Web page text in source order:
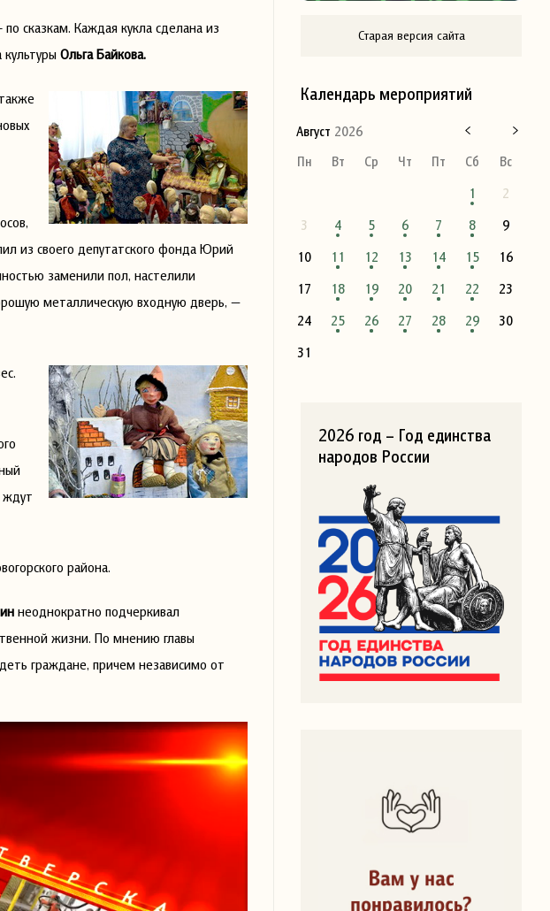
сказкам. Каждая кукла сделана из
Ольга Байкова.
из своего депутатского фонда Юрий
заменили пол, настелили
металлическую входную дверь, —
ждут
района.
неоднократно подчеркивал
жизни. По мнению главы
граждане, причем независимо от
Старая версия сайта
Календарь мероприятий
Август 2026
Пн
Вт Ср Чт Пт Сб
Вс
1
2
3
4 5 6 7 8
9
10
11 12 13 14 15
16
17
18 19 20 21 22
23
24
25 26 27 28 29
30
31
2026 год – Год единства
народов России